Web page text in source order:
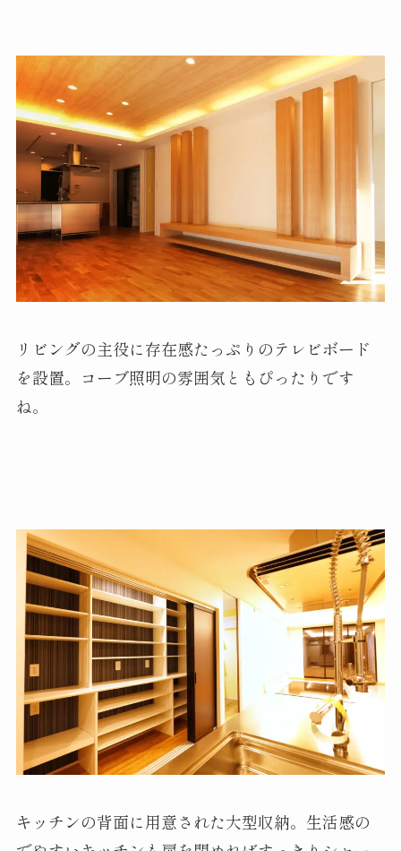
リビングの主役に存在感たっぷりのテレビボード
を設置。コーブ照明の雰囲気ともぴったりです
ね。
キッチンの背面に用意された大型収納。生活感の